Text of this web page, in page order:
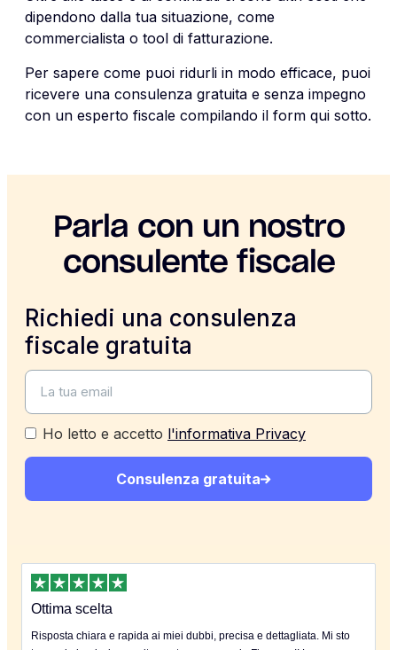
dipendono dalla tua situazione, come
commercialista o tool di fatturazione.
Per sapere come puoi ridurli in modo efficace, puoi
ricevere una consulenza gratuita e senza impegno
con un esperto fiscale compilando il form qui sotto.
Parla con un nostro
consulente fiscale
Richiedi una consulenza
fiscale gratuita
Ho letto e accetto l'informativa Privacy
Consulenza gratuita
Ottima scelta
Risposta chiara e rapida ai miei dubbi, precisa e dettagliata. Mi sto